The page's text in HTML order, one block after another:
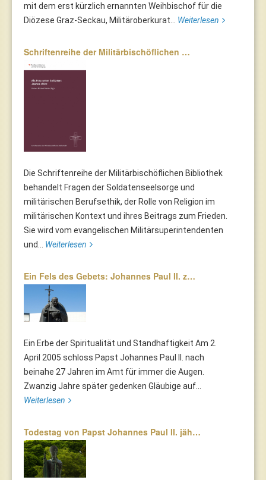
mit dem erst kürzlich ernannten Weihbischof für die
Diözese Graz-Seckau, Militäroberkurat... Weiterlesen
Schriftenreihe der Militärbischöflichen …
Die Schriftenreihe der Militärbischöflichen Bibliothek
behandelt Fragen der Soldatenseelsorge und
militärischen Berufsethik, der Rolle von Religion im
militärischen Kontext und ihres Beitrags zum Frieden.
Sie wird vom evangelischen Militärsuperintendenten
und... Weiterlesen
Ein Fels des Gebets: Johannes Paul II. z…
Ein Erbe der Spiritualität und Standhaftigkeit Am 2.
April 2005 schloss Papst Johannes Paul II. nach
beinahe 27 Jahren im Amt für immer die Augen.
Zwanzig Jahre später gedenken Gläubige auf...
Weiterlesen
Todestag von Papst Johannes Paul II. jäh…